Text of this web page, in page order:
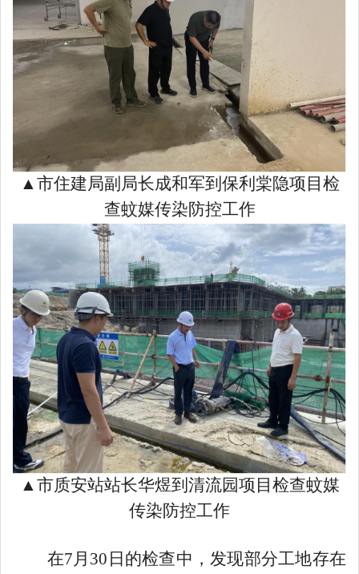
▲市住建局副局长成和军到保利棠隐项目检
查蚊媒传染防控工作
▲市质安站站长华煜到清流园项目检查蚊媒
传染防控工作
在7月30日的检查中，发现部分工地存在